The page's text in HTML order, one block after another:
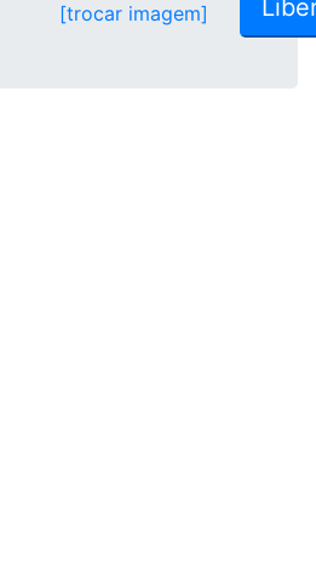
[trocar imagem]